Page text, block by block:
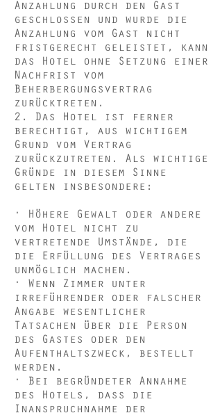
Anzahlung durch den Gast
geschlossen und wurde die
Anzahlung vom Gast nicht
fristgerecht geleistet, kann
das Hotel ohne Setzung einer
Nachfrist vom
Beherbergungsvertrag
zurücktreten.
2. Das Hotel ist ferner
berechtigt, aus wichtigem
Grund vom Vertrag
zurückzutreten. Als wichtige
Gründe in diesem Sinne
gelten insbesondere:
· Höhere Gewalt oder andere
vom Hotel nicht zu
vertretende Umstände, die
die Erfüllung des Vertrages
unmöglich machen.
· Wenn Zimmer unter
irreführender oder falscher
Angabe wesentlicher
Tatsachen über die Person
des Gastes oder den
Aufenthaltszweck, bestellt
werden.
· Bei begründeter Annahme
des Hotels, dass die
Inanspruchnahme der